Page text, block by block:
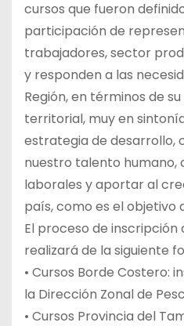
cursos que fueron
participación de
trabajadores, sector
y responden a las
Región, en términos de
territorial, muy en
estrategia de desarrollo,
nuestro talento humano,
laborales y aportar al
país, como es el objetivo
El proceso de
realizará de la siguiente
• Cursos Borde Costero:
la Dirección Zonal de
• Cursos Provincia del